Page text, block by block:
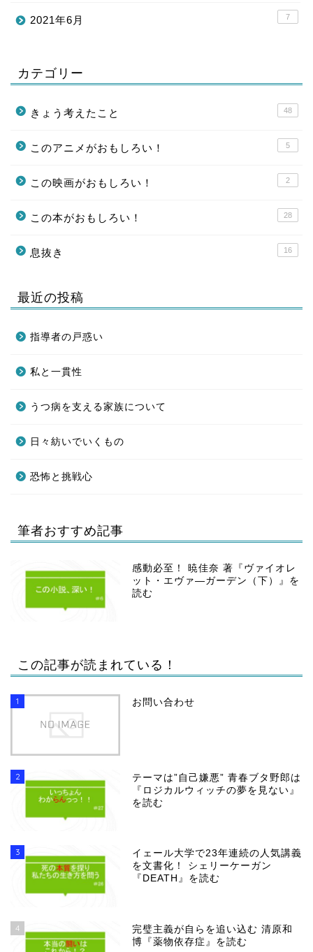
2021年6月 7
カテゴリー
きょう考えたこと 48
このアニメがおもしろい！ 5
この映画がおもしろい！ 2
この本がおもしろい！ 28
息抜き 16
最近の投稿
指導者の戸惑い
私と一貫性
うつ病を支える家族について
日々紡いでいくもの
恐怖と挑戦心
筆者おすすめ記事
感動必至！ 暁佳奈 著『ヴァイオレ
ット・エヴァ―ガーデン（下）』を
読む
この記事が読まれている！
1 お問い合わせ
2
テーマは”自己嫌悪” 青春ブタ野郎は
『ロジカルウィッチの夢を見ない』
を読む
3
イェール大学で23年連続の人気講義
を文書化！ シェリーケーガン
『DEATH』を読む
4
完璧主義が自らを追い込む 清原和
博『薬物依存症』を読む